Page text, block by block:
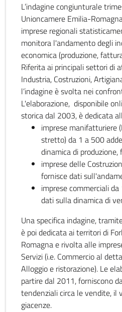
L’indagine congiunturale
Unioncamere Emilia-
imprese regionali
monitora l'andamento degli
economica (produzione,
Riferita ai principali settori di
Industria, Costruzioni,
l’indagine è svolta nei
L'elaborazione, disponibile
storica dal 2003, è dedicata
imprese manifatturiere
stretto) da 1 a 500
dinamica di
imprese delle
fornisce dati
imprese commerciali
dati sulla dinamica di
Una specifica indagine,
è poi dedicata ai territori di
Romagna e rivolta alle
Servizi (i.e. Commercio al
Alloggio e ristorazione). Le
partire dal 2011, forniscono
tendenziali circa le vendite, il
giacenze.